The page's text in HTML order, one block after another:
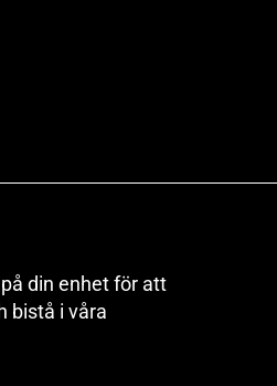
din enhet för att
bistå i våra